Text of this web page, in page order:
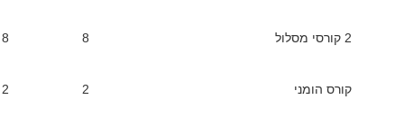
2 קורסי מסלול 8
8
קורס הומני 2
2